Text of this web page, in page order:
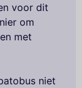
voor dit
om
met
niet